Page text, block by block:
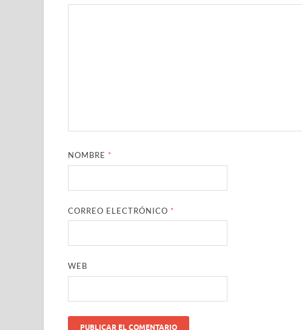
NOMBRE *
CORREO ELECTRÓNICO *
WEB